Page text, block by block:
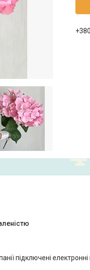
підключені